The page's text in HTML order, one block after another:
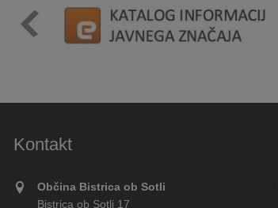
Kontakt
Občina Bistrica ob Sotli
Bistrica ob Sotli 17